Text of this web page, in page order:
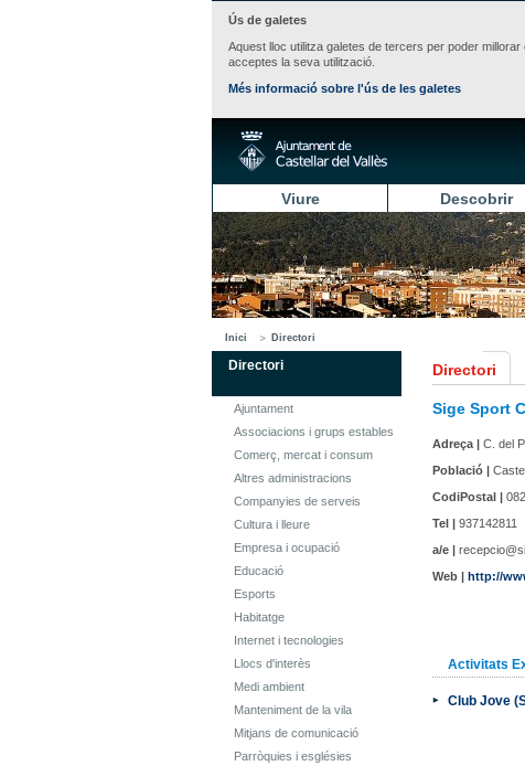
Ús de galetes
Aquest lloc utilitza galetes de tercers per poder
acceptes la seva utilització.
Més informació sobre l'ús de les galetes
Viure Descobrir
Inici Directori
Directori
Ajuntament
Associacions i grups estables
Comerç, mercat i consum
Altres administracions
Companyies de serveis
Cultura i lleure
Empresa i ocupació
Educació
Esports
Habitatge
Internet i tecnologies
Llocs d'interès
Medi ambient
Manteniment de la vila
Mitjans de comunicació
Parròquies i esglésies
Directori
Sige Sport
Adreça | C. del
Població |
CodiPostal |
Tel | 937142811
a/e |
Web | http://
Activitats
Club Jove